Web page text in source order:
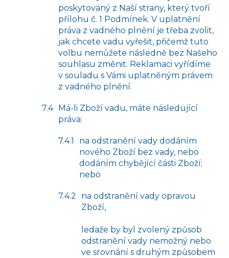
poskytovaný z Naší strany, který tvoří
přílohu č. 1 Podmínek. V uplatnění
práva z vadného plnění je třeba zvolit,
jak chcete vadu vyřešit, přičemž tuto
volbu nemůžete následně bez Našeho
souhlasu změnit. Reklamaci vyřídíme
v souladu s Vámi uplatněným právem
z vadného plnění.
Má-li Zboží vadu, máte následující
práva:
na odstranění vady dodáním
nového Zboží bez vady, nebo
dodáním chybějící části Zboží;
nebo
na odstranění vady opravou
Zboží,
ledaže by byl zvolený způsob
odstranění vady nemožný nebo
ve srovnání s druhým způsobem